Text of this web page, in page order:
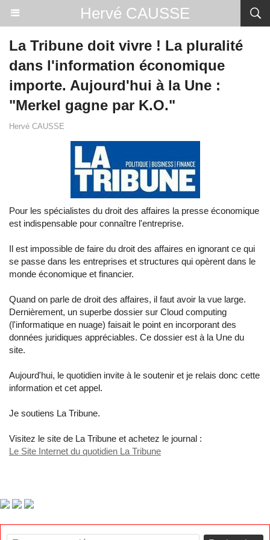
Hervé CAUSSE
La Tribune doit vivre ! La pluralité
dans l'information économique
importe. Aujourd'hui à la Une :
"Merkel gagne par K.O."
Hervé CAUSSE
Pour les spécialistes du droit des affaires la presse économique
est indispensable pour connaître l'entreprise.
Il est impossible de faire du droit des affaires en ignorant ce qui
se passe dans les entreprises et structures qui opèrent dans le
monde économique et financier.
Quand on parle de droit des affaires, il faut avoir la vue large.
Dernièrement, un superbe dossier sur Cloud computing
(l'informatique en nuage) faisait le point en incorporant des
données juridiques appréciables. Ce dossier est à la Une du
site.
Aujourd'hui, le quotidien invite à le soutenir et je relais donc cette
information et cet appel.
Je soutiens La Tribune.
Visitez le site de La Tribune et achetez le journal :
Le Site Internet du quotidien La Tribune